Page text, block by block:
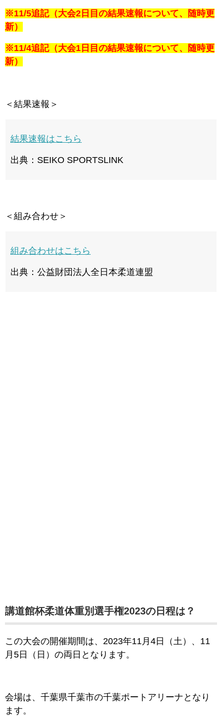
※11/5追記（大会2日目の結果速報について、随時更
新）
※11/4追記（大会1日目の結果速報について、随時更
新）
＜結果速報＞
結果速報はこちら
出典：SEIKO SPORTSLINK
＜組み合わせ＞
組み合わせはこちら
出典：公益財団法人全日本柔道連盟
講道館杯柔道体重別選手権2023の日程は？
この大会の開催期間は、2023年11月4日（土）、11
月5日（日）の両日となります。
会場は、千葉県千葉市の千葉ポートアリーナとなり
ます。